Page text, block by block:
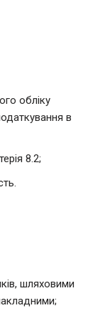
обліку
в
8.2;
шляховими